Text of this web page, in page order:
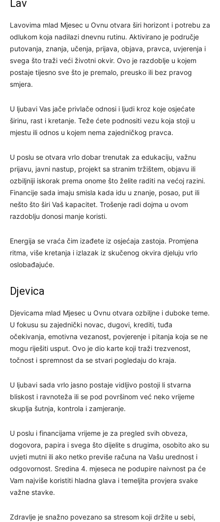
Lav
Lavovima mlad Mjesec u Ovnu otvara širi horizont i potrebu za
odlukom koja nadilazi dnevnu rutinu. Aktivirano je područje
putovanja, znanja, učenja, prijava, objava, pravca, uvjerenja i
svega što traži veći životni okvir. Ovo je razdoblje u kojem
postaje tijesno sve što je premalo, preusko ili bez pravog
smjera.
U ljubavi Vas jače privlače odnosi i ljudi kroz koje osjećate
širinu, rast i kretanje. Teže ćete podnositi vezu koja stoji u
mjestu ili odnos u kojem nema zajedničkog pravca.
U poslu se otvara vrlo dobar trenutak za edukaciju, važnu
prijavu, javni nastup, projekt sa stranim tržištem, objavu ili
ozbiljniji iskorak prema onome što želite raditi na većoj razini.
Financije sada imaju smisla kada idu u znanje, posao, put ili
nešto što širi Vaš kapacitet. Trošenje radi dojma u ovom
razdoblju donosi manje koristi.
Energija se vraća čim izađete iz osjećaja zastoja. Promjena
ritma, više kretanja i izlazak iz skučenog okvira djeluju vrlo
oslobađajuće.
Djevica
Djevicama mlad Mjesec u Ovnu otvara ozbiljne i duboke teme.
U fokusu su zajednički novac, dugovi, krediti, tuđa
očekivanja, emotivna vezanost, povjerenje i pitanja koja se ne
mogu riješiti usput. Ovo je dio karte koji traži trezvenost,
točnost i spremnost da se stvari pogledaju do kraja.
U ljubavi sada vrlo jasno postaje vidljivo postoji li stvarna
bliskost i ravnoteža ili se pod površinom već neko vrijeme
skuplja šutnja, kontrola i zamjeranje.
U poslu i financijama vrijeme je za pregled svih obveza,
dogovora, papira i svega što dijelite s drugima, osobito ako su
uvjeti mutni ili ako netko previše računa na Vašu urednost i
odgovornost. Sredina 4. mjeseca ne podupire naivnost pa će
Vam najviše koristiti hladna glava i temeljita provjera svake
važne stavke.
Zdravlje je snažno povezano sa stresom koji držite u sebi,